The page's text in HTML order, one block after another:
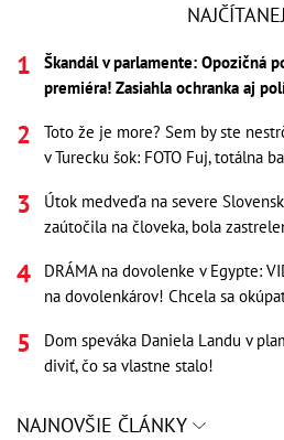
Škandál v parlamente: Opozičná
premiéra! Zasiahla ochranka aj
Toto že je more? Sem by ste
v Turecku šok: FOTO Fuj, totálna
Útok medveďa na severe
zaútočila na človeka, bola
DRÁMA na dovolenke v Egypte:
na dovolenkárov! Chcela sa
Dom speváka Daniela Landu v
diviť, čo sa vlastne stalo!
NAJNOVŠIE ČLÁNKY